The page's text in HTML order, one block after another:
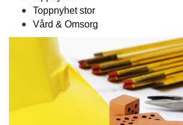
Toppnyhet stor
Vård & Omsorg